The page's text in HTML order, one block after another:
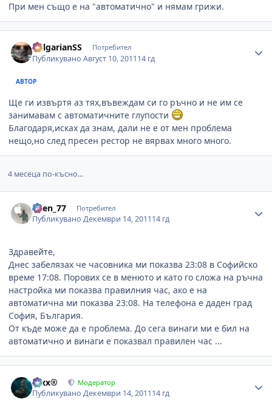
При мен също е на "автоматично" и нямам грижи.
BulgarianSS Потребител
ПубликуваноАвгуст 10, 201114 гд
АВТОР
Ще ги извъртя аз тях,въвеждам си го ръчно и не им се
занимавам с автоматичните глупости
Благодаря,исках да знам, дали не е от мен проблема
нещо,но след пресен рестор не вярвах много много.
4 месеца по-късно...
Asen_77 Потребител
ПубликуваноДекември 14, 201114 гд
Здравейте,
Днес забелязах че часовника ми показва 23:08 в Софийско
време 17:08. Порових се в менюто и като го сложа на ръчна
настройка ми показва правилния час, ако е на
автоматична ми показва 23:08. На телефона е даден град
София, България.
От къде може да е проблема. До сега винаги ми е бил на
автоматично и винаги е показвал правилен час ...
Alxx® Модератор
ПубликуваноДекември 14, 201114 гд